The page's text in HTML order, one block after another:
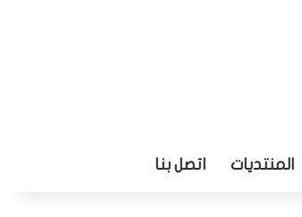
المنتديات اتصل بنا